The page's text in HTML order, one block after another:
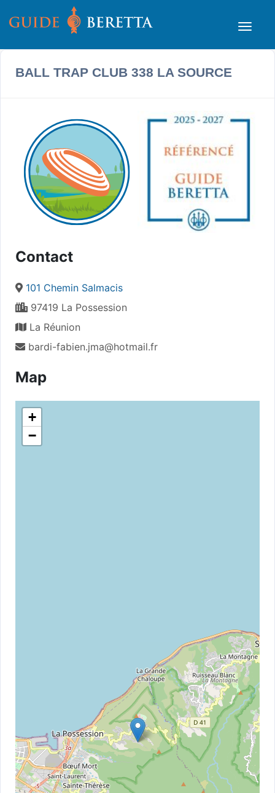
BALL TRAP CLUB 338 LA SOURCE
Contact
101 Chemin Salmacis
97419 La Possession
La Réunion
bardi-fabien.jma@hotmail.fr
Map
+
−